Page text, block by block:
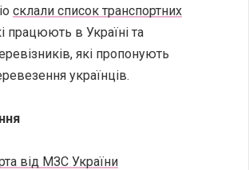
склали список транспортних
працюють в Україні та
які пропонують
українців.
від МЗС України